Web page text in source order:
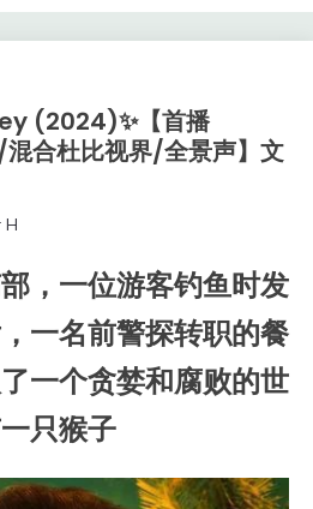
(2024)✨【首播
合杜比视界/全景声】文
H
，一位游客钓鱼时发
一名前警探转职的餐
一个贪婪和腐败的世
只猴子